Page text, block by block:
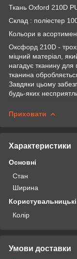
Ткань Oxford 210D
Склад : поліестер
Кольори в
Оксфорд 210D -
міцний матеріал,
нагадує тканину для
тканина
Завдяки цьому
будь-яких
Приховати
Характеристики
Основні
Стан
Ширина
Колір
Умови доставки